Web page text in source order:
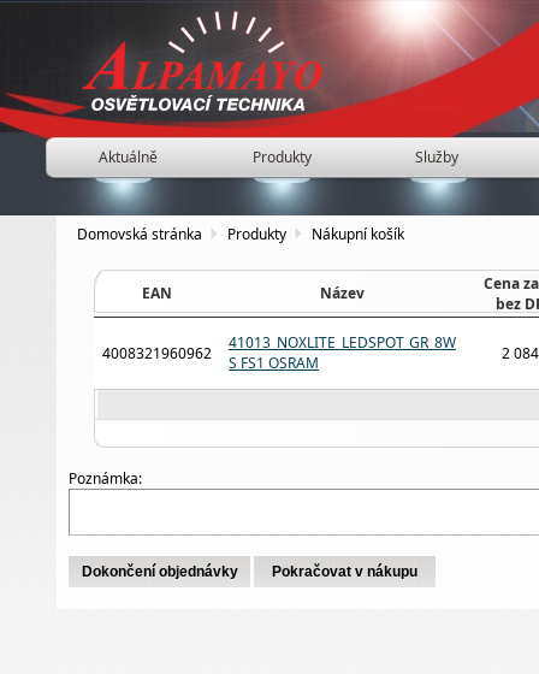
Aktuálně Produkty Služby
Domovská stránka Produkty Nákupní košík
EAN Název
Cena
bez
4008321960962
41013 NOXLITE LEDSPOT GR 8W
S FS1 OSRAM
2
Poznámka: